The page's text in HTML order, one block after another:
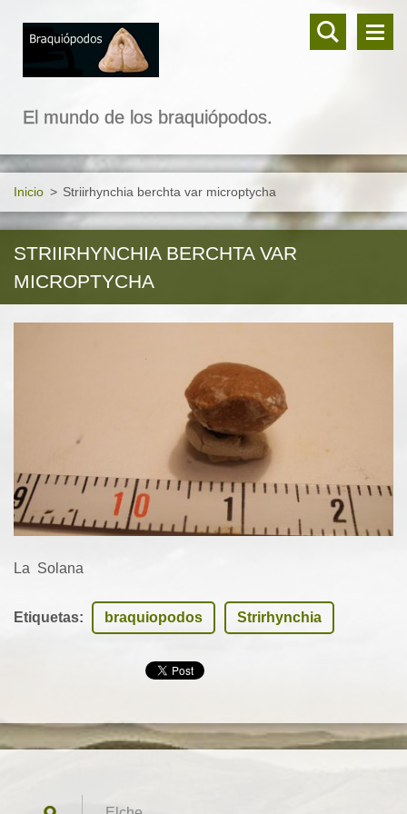
El mundo de los braquiópodos.
Inicio > Striirhynchia berchta var microptycha
STRIIRHYNCHIA BERCHTA VAR
MICROPTYCHA
La Solana
Etiquetas: braquiopodos Strirhynchia